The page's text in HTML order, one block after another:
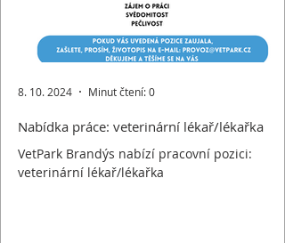
Nabídka práce: veterinární lékař/lékařka
VetPark Brandýs nabízí pracovní pozici:
veterinární lékař/lékařka
8. 10. 2024 Minut čtení: 0